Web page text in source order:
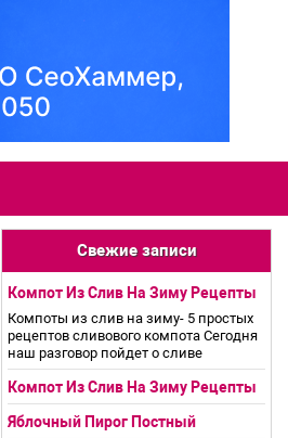
Свежие записи
Компот Из Слив На Зиму Рецепты
Компоты из слив на зиму- 5 простых
рецептов сливового компота Сегодня
наш разговор пойдет о сливе
Компот Из Слив На Зиму Рецепты
Яблочный Пирог Постный